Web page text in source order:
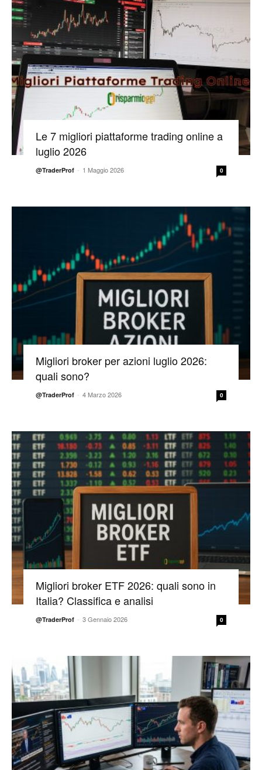
Le 7 migliori piattaforme trading online a
luglio 2026
@TraderProf - 1 Maggio 2026 0
Migliori broker per azioni luglio 2026:
quali sono?
@TraderProf - 4 Marzo 2026 0
Migliori broker ETF 2026: quali sono in
Italia? Classifica e analisi
@TraderProf - 3 Gennaio 2026 0